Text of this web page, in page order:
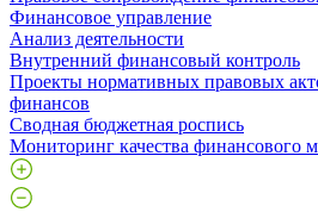
Финансовое управление
Анализ деятельности
Внутренний финансовый контроль
Проекты нормативных правовых
финансов
Сводная бюджетная роспись
Мониторинг качества финансового